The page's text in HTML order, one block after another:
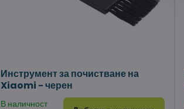
Инструмент за почистване на
Xiaomi - черен
В наличност